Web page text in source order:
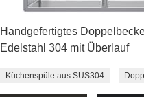
Handgefertigtes
Edelstahl 304 mit Überlauf
Küchenspüle aus SUS304